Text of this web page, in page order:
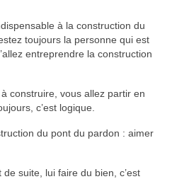
à la construction du
toujours la personne qui est
entreprendre la construction
construire, vous allez partir en
c’est logique.
du pont du pardon : aimer
suite, lui faire du bien, c’est